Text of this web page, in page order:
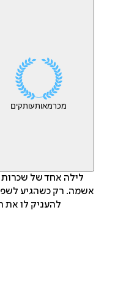
מכרמאותעותקים
לילה אחד של שכרות
אשמה. רק כשהגיע
להעניק לו את